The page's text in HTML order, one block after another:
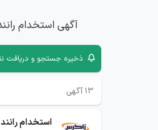
آگهی استخدام
ذخیره جستجو و دریافت
۱۳ آگهی
استخدام